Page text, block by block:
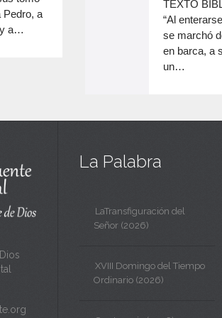
volumen.
Pedro, a
y a…
TEXTO
“Al
se marchó
en barca, a
un…
La Palabra
LaTransfiguración del
Señor (2026)
XVIII Domingo del Tiempo
Ordinario (2026)